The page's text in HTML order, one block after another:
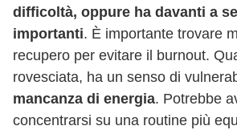
difficoltà, oppure ha davanti a
importanti. È importante trovare
recupero per evitare il burnout.
rovesciata, ha un senso di
mancanza di energia. Potrebbe
concentrarsi su una routine più